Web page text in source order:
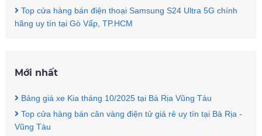
Top cửa hàng bán điện thoại Samsung S24 Ultra 5G chính
hãng uy tín tại Gò Vấp, TP.HCM
Mới nhất
Bảng giá xe Kia tháng 10/2025 tại Bà Rịa Vũng Tàu
Top cửa hàng bán cân vàng điện tử giá rẻ uy tín tại Bà Rịa -
Vũng Tàu